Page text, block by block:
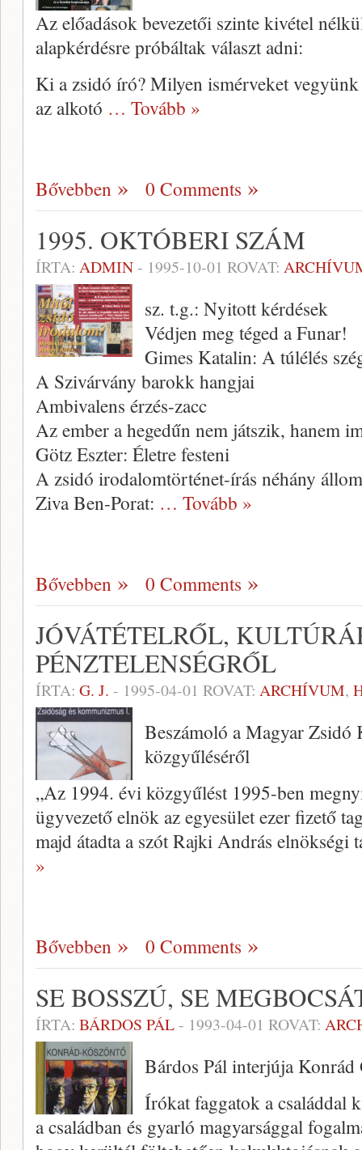
Az előadások bevezetői szinte kivétel
alapkérdésre próbáltak választ adni:
Ki a zsidó író? Milyen ismérveket
az alkotó … Tovább »
Bővebben 0 Comments
1995. OKTÓBERI SZÁM
ÍRTA: ADMIN- 1995-10-01 ROVAT:
sz. t.g.: Nyitott kérdések
Védjen meg téged a Funar!
Gimes Katalin: A túlélés
A Szivárvány barokk hangjai
Ambivalens érzés-zacc
Az ember a hegedűn nem játszik, hanem
Götz Eszter: Életre festeni
A zsidó irodalomtörténet-írás néhány
Ziva Ben-Porat: … Tovább »
Bővebben 0 Comments
JÓVÁTÉTELRŐL,
PÉNZTELENSÉGRŐL
ÍRTA: G. J. - 1995-04-01 ROVAT: ARCHÍVUM,
Beszámoló a Magyar Zsidó
közgyűléséről
„Az 1994. évi közgyűlést 1995-ben
ügyvezető elnök az egyesület ezer fizető
majd átadta a szót Rajki András elnökségi
»
Bővebben 0 Comments
SE BOSSZÚ, SE
ÍRTA: BÁRDOS PÁL- 1993-04-01 ROVAT:
Bárdos Pál interjúja
Írókat faggatok a családdal
a családban és gyarló magyarsággal